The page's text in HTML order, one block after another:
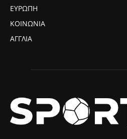
ΕΥΡΩΠΗ
ΚΟΙΝΩΝΙΑ
ΑΓΓΛΙΑ